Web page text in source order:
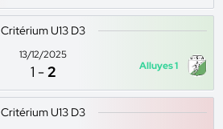
Critérium U13 D3
13/12/2025
1 -2 Alluyes 1
Critérium U13 D3